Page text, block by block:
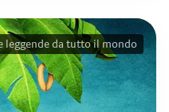
leggende da tutto il mondo